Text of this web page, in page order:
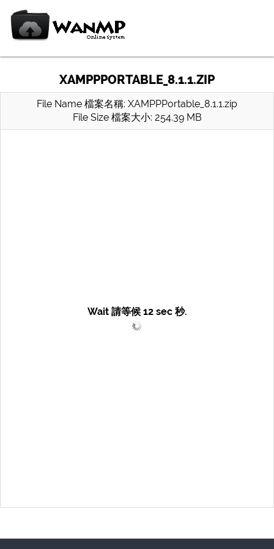
XAMPPPORTABLE_8.1.1.ZIP
File Name 檔案名稱: XAMPPPortable_8.1.1.zip
File Size 檔案大小: 254.39 MB
Wait 請等候 12sec 秒.